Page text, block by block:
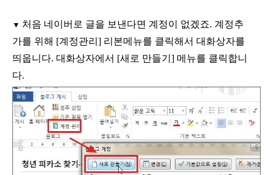
▼ 처음 네이버로 글을 보낸다면 계정이 없겠죠. 계정추
가를 위해 [계정관리 ] 리본메뉴를 클릭해서 대화상자를
띄웁니다. 대화상자에서 [새로 만들기 ] 메뉴를 클릭합니
다.